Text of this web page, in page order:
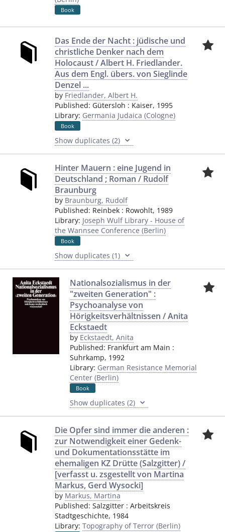
Book
Das Ende der Nacht : jüdische und
christliche Denker nach dem
Holocaust / Albert H. Friedlander.
Aus dem Engl. übers. von Sieglinde
Denzel ...
by Friedlander, Albert H.
Published: Gütersloh : Kaiser, 1995
Library: Germania Judaica (Cologne)
Book
Show duplicates (2)
Hinter Mauern : eine Jugend in
Deutschland ; Roman / Rudolf
Braunburg
by Braunburg, Rudolf
Published: Reinbek : Rowohlt, 1989
Library: Joseph Wulf Library - House of
the Wannsee Conference (Berlin)
Book
Show duplicates (1)
Nationalsozialismus in der
"zweiten Generation" :
Psychoanalyse von
Hörigkeitsverhältnissen / Anita
Eckstaedt
by Eckstaedt, Anita
Published: Frankfurt am Main :
Suhrkamp, 1992
Library: German Resistance Memorial
Center (Berlin)
Book
Show duplicates (2)
Die Opfer sind immer die anderen :
zur Notwendigkeit einer Gedenk-
und Dokumentationsstätte im
ehemaligen KZ Drütte (Salzgitter) /
[verfasst u. zsgestellt von Martina
Markus, Gerd Wysocki]
by Markus, Martina
Published: Salzgitter : Arbeitskreis
Stadtgeschichte, 1984
Library: Topography of Terror (Berlin)